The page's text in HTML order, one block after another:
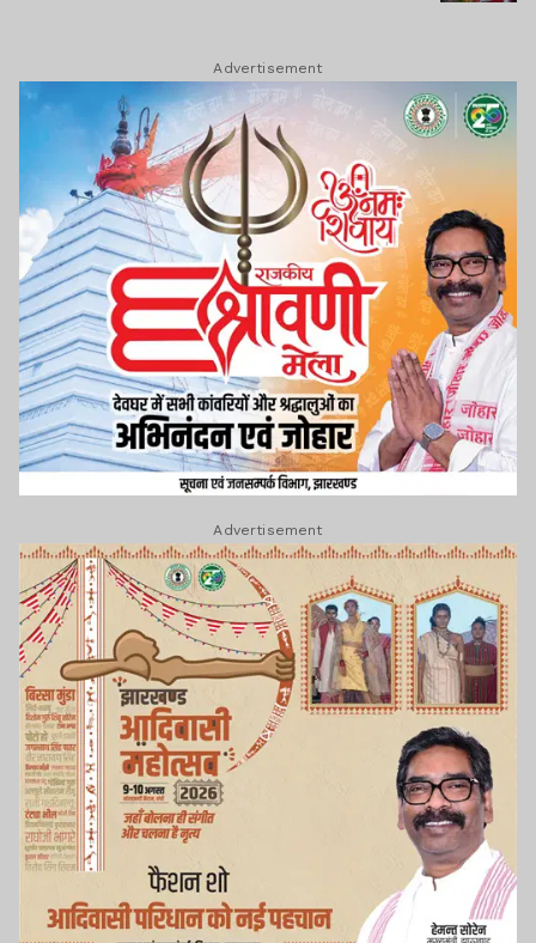
Advertisement
Advertisement